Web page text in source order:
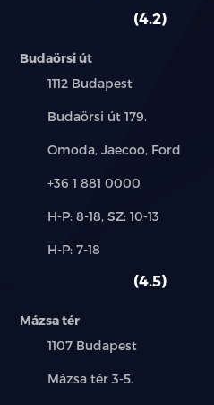
4.2
Budaörsi út
Település:
1112 Budapest
Cím:
Budaörsi út 179.
Márkák:
Omoda, Jaecoo, Ford
Telefon:
+36 1 881 0000
Új-
használt
H-P: 8-18, SZ: 10-13
Alkatrész,
H-P: 7-18
4.5
Mázsa tér
Település:
1107 Budapest
Cím:
Mázsa tér 3-5.